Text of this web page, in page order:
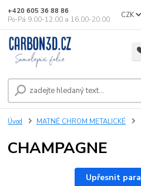
CZK
+420 605 36 88 86
Po-Pá 9.00-12.00 a 16.00-20.00
Úvod MATNÉ CHROM METALICKÉ
CHAMPAGNE
Upřesnit